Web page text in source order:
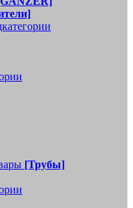
[Трубы]